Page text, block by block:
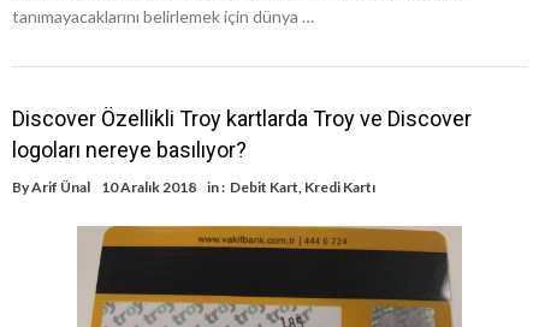
tanımayacaklarını belirlemek için dünya …
Discover Özellikli Troy kartlarda Troy ve Discover
logoları nereye basılıyor?
ByArif Ünal 10 Aralık 2018 in : Debit Kart, Kredi Kartı